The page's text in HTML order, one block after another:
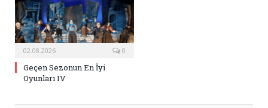
02.08.2026 0
Geçen Sezonun En İyi
Oyunları IV